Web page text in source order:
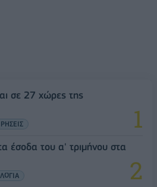
σε 27 χώρες της
έσοδα του α' τριμήνου στα